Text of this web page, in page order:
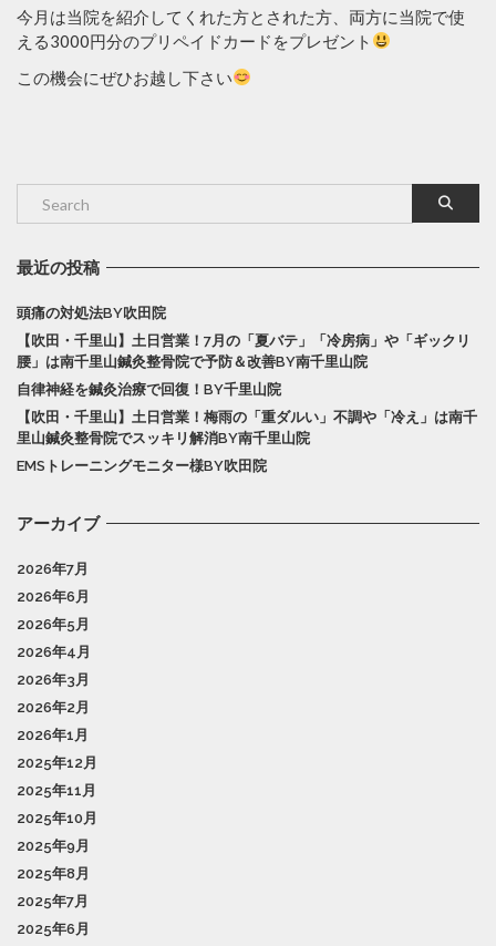
今月は当院を紹介してくれた方とされた方、両方に当院で使
える3000円分のプリペイドカードをプレゼント
この機会にぜひお越し下さい
最近の投稿
頭痛の対処法BY吹田院
【吹田・千里山】土日営業！7月の「夏バテ」「冷房病」や「ギックリ
腰」は南千里山鍼灸整骨院で予防＆改善BY南千里山院
自律神経を鍼灸治療で回復！BY千里山院
【吹田・千里山】土日営業！梅雨の「重ダルい」不調や「冷え」は南千
里山鍼灸整骨院でスッキリ解消BY南千里山院
EMSトレーニングモニター様BY吹田院
アーカイブ
2026年7月
2026年6月
2026年5月
2026年4月
2026年3月
2026年2月
2026年1月
2025年12月
2025年11月
2025年10月
2025年9月
2025年8月
2025年7月
2025年6月